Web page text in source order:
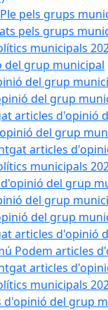
pels grups
pels grups
municipals
del grup municipal
del grup
del grup
articles d'opinió
del grup
articles
municipals
d'opinió del grup
del grup
del grup
articles d'opinió
Podem articles
articles
municipals
d'opinió del grup